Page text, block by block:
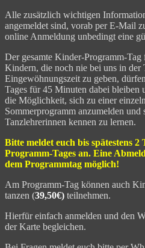
Alle zusätzlich wichtigen
angemeldet sind, vorab per E-Mail
online Anmeldung unbedingt eine
Der gesamte Kinder-Programm-
Kindern, die noch nie bei uns in der
Eingewöhnungszeit zu geben,
Tages für 45 Minuten dabei bleiben
die Möglichkeit, sich zu einer
Sommerprogramm anzumelden
Tanzlehrerinnen kennen zu lernen.
Bitte meldet euch bis spätestens
Programm-Tages an. Eine
dem Programmtag möglich!
Am Programm-Tag können auch
tanzen (39,50€) teilnehmen.
Hierfür einfach anmelden und den
der Karte begleichen.